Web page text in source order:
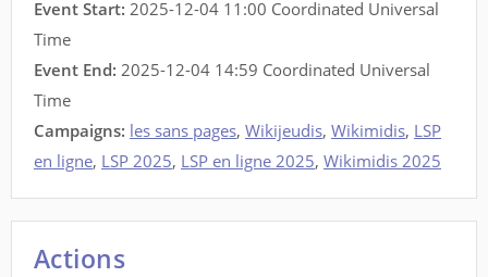
Event Start: 2025-12-04 11:00 Coordinated Universal
Time
Event End: 2025-12-04 14:59 Coordinated Universal
Time
Campaigns: les sans pages, Wikijeudis, Wikimidis, LSP
en ligne, LSP 2025, LSP en ligne 2025, Wikimidis 2025
Actions